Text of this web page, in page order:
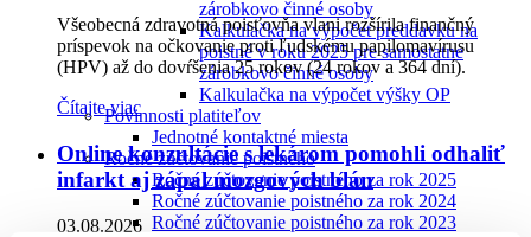
zárobkovo činné osoby
Kalkulačka na výpočet preddavku na
poistné v roku 2025 pre samostatne
zárobkovo činné osoby
Kalkulačka na výpočet výšky OP
Povinnosti platiteľov
Jednotné kontaktné miesta
Ročné zúčtovanie poistného
Ročné zúčtovanie poistného za rok 2025
Ročné zúčtovanie poistného za rok 2024
Ročné zúčtovanie poistného za rok 2023
Všeobecná zdravotná poisťovňa vlani rozšírila finančný
príspevok na očkovanie proti ľudskému papilomavírusu
(HPV) až do dovŕšenia 25 rokov (24 rokov a 364 dní).
Čítajte viac
Online konzultácie s lekárom pomohli odhaliť
infarkt aj zápal mozgových blán
03.08.2026